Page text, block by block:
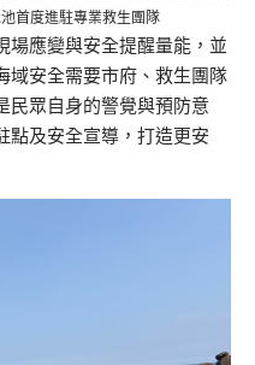
首度進駐專業救生團隊
場應變與安全提醒量能，並
域安全需要市府、救生團隊
民眾自身的警覺與預防意
點及安全宣導，打造更安